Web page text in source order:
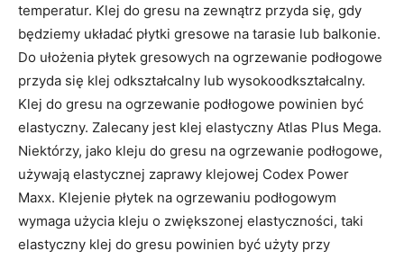
temperatur. Klej do gresu na zewnątrz przyda się, gdy
będziemy układać płytki gresowe na tarasie lub balkonie.
Do ułożenia płytek gresowych na ogrzewanie podłogowe
przyda się klej odkształcalny lub wysokoodkształcalny.
Klej do gresu na ogrzewanie podłogowe powinien być
elastyczny. Zalecany jest klej elastyczny Atlas Plus Mega.
Niektórzy, jako kleju do gresu na ogrzewanie podłogowe,
używają elastycznej zaprawy klejowej Codex Power
Maxx. Klejenie płytek na ogrzewaniu podłogowym
wymaga użycia kleju o zwiększonej elastyczności, taki
elastyczny klej do gresu powinien być użyty przy